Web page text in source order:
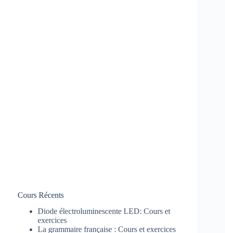
Cours Récents
Diode électroluminescente LED: Cours et
exercices
La grammaire française : Cours et exercices